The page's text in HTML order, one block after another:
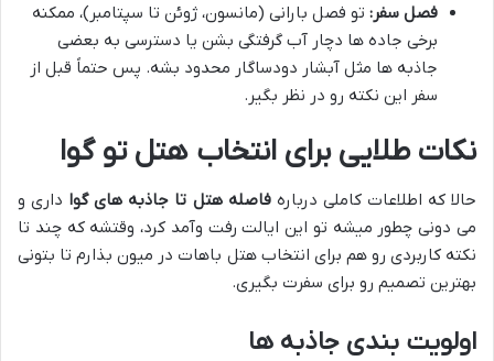
فصل سفر: تو فصل بارانی (مانسون، ژوئن تا سپتامبر)، ممکنه
برخی جاده ها دچار آب گرفتگی بشن یا دسترسی به بعضی
جاذبه ها مثل آبشار دودساگار محدود بشه. پس حتماً قبل از
سفر این نکته رو در نظر بگیر.
نکات طلایی برای انتخاب هتل تو گوا
حالا که اطلاعات کاملی دربارهفاصله هتل تا جاذبه های گوا داری و
می دونی چطور میشه تو این ایالت رفت وآمد کرد، وقتشه که چند تا
نکته کاربردی رو هم برای انتخاب هتل باهات در میون بذارم تا بتونی
بهترین تصمیم رو برای سفرت بگیری.
اولویت بندی جاذبه ها